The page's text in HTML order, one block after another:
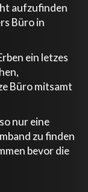
aufzufinden
Büro in
ein letzes
Büro mitsamt
nur eine
zu finden
bevor die